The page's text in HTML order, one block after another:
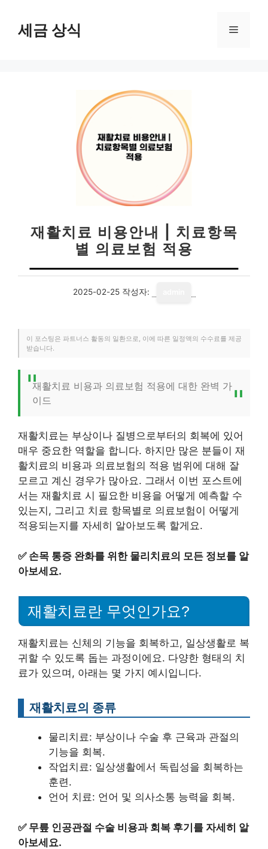
세금 상식 메
재활치료 비용안내 | 치료항목
별 의료보험 적용
2025-02-25 작성자:
이 포스팅은 파트너스 활동의 일환으로, 이에 따른 일정액의 수수료를 제공
받습니다.
재활치료 비용과 의료보험 적용에 대한 완벽 가
이드
재활치료는 부상이나 질병으로부터의 회복에 있어
매우 중요한 역할을 합니다. 하지만 많은 분들이 재
활치료의 비용과 의료보험의 적용 범위에 대해 잘
모르고 계신 경우가 많아요. 그래서 이번 포스트에
서는 재활치료 시 필요한 비용을 어떻게 예측할 수
있는지, 그리고 치료 항목별로 의료보험이 어떻게
적용되는지를 자세히 알아보도록 할게요.
✅ 손목 통증 완화를 위한 물리치료의 모든 정보를 알
아보세요.
재활치료란 무엇인가요?
재활치료는 신체의 기능을 회복하고, 일상생활로 복
귀할 수 있도록 돕는 과정이에요. 다양한 형태의 치
료가 있으며, 아래는 몇 가지 예시입니다.
재활치료의 종류
물리치료: 부상이나 수술 후 근육과 관절의
기능을 회복.
작업치료: 일상생활에서 독립성을 회복하는
훈련.
언어 치료: 언어 및 의사소통 능력을 회복.
✅ 무릎 인공관절 수술 비용과 회복 후기를 자세히 알
아보세요.